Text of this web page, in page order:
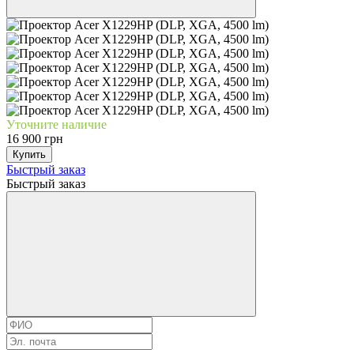
Уточните наличие
16 900 грн
Купить
Быстрый заказ
Быстрый заказ